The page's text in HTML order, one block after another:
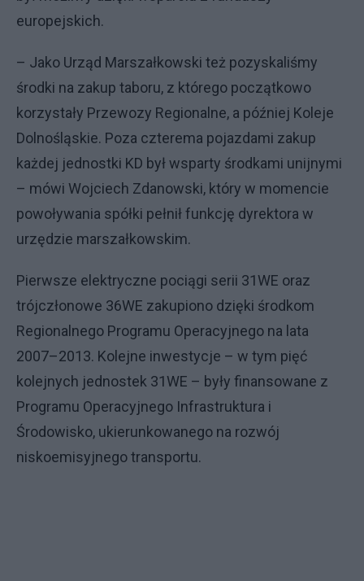
europejskich.
– Jako Urząd Marszałkowski też pozyskaliśmy
środki na zakup taboru, z którego początkowo
korzystały Przewozy Regionalne, a później Koleje
Dolnośląskie. Poza czterema pojazdami zakup
każdej jednostki KD był wsparty środkami unijnymi
– mówi Wojciech Zdanowski, który w momencie
powoływania spółki pełnił funkcję dyrektora w
urzędzie marszałkowskim.
Pierwsze elektryczne pociągi serii 31WE oraz
trójczłonowe 36WE zakupiono dzięki środkom
Regionalnego Programu Operacyjnego na lata
2007–2013. Kolejne inwestycje – w tym pięć
kolejnych jednostek 31WE – były finansowane z
Programu Operacyjnego Infrastruktura i
Środowisko, ukierunkowanego na rozwój
niskoemisyjnego transportu.